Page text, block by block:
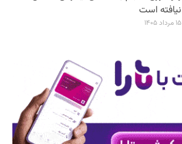
نیافته است
۱۵ مرداد ۱۴۰۵